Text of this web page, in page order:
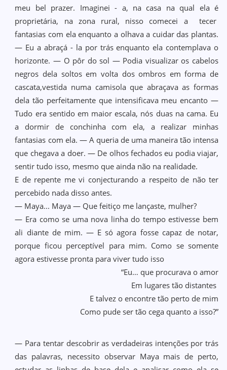
meu bel prazer. Imaginei - a, na casa na qual ela é
proprietária, na zona rural, nisso comecei a tecer
fantasias com ela enquanto a olhava a cuidar das plantas.
— Eu a abraçá - la por trás enquanto ela contemplava o
horizonte. — O pôr do sol — Podia visualizar os cabelos
negros dela soltos em volta dos ombros em forma de
cascata,vestida numa camisola que abraçava as formas
dela tão perfeitamente que intensificava meu encanto —
Tudo era sentido em maior escala, nós duas na cama. Eu
a dormir de conchinha com ela, a realizar minhas
fantasias com ela. — A queria de uma maneira tão intensa
que chegava a doer. — De olhos fechados eu podia viajar,
sentir tudo isso, mesmo que ainda não na realidade.
E de repente me vi conjecturando a respeito de não ter
percebido nada disso antes.
— Maya... Maya — Que feitiço me lançaste, mulher?
— Era como se uma nova linha do tempo estivesse bem
ali diante de mim. — E só agora fosse capaz de notar,
porque ficou perceptível para mim. Como se somente
agora estivesse pronta para viver tudo isso
“Eu… que procurava o amor
Em lugares tão distantes
E talvez o encontre tão perto de mim
Como pude ser tão cega quanto a isso?”
— Para tentar descobrir as verdadeiras intenções por trás
das palavras, necessito observar Maya mais de perto,